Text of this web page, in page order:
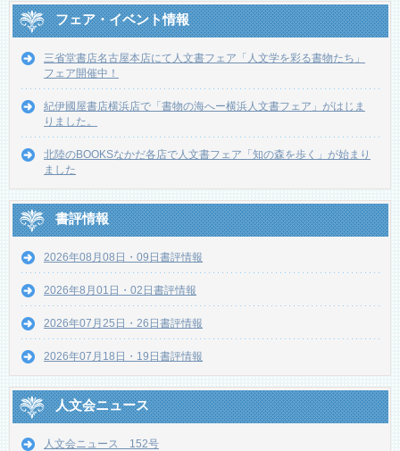
フェア・イベント情報
三省堂書店名古屋本店にて人文書フェア「人文学を彩る書物たち」
フェア開催中！
紀伊國屋書店横浜店で「書物の海へー横浜人文書フェア」がはじま
りました。
北陸のBOOKSなかだ各店で人文書フェア「知の森を歩く」が始まり
ました
書評情報
2026年08月08日・09日書評情報
2026年8月01日・02日書評情報
2026年07月25日・26日書評情報
2026年07月18日・19日書評情報
人文会ニュース
人文会ニュース 152号